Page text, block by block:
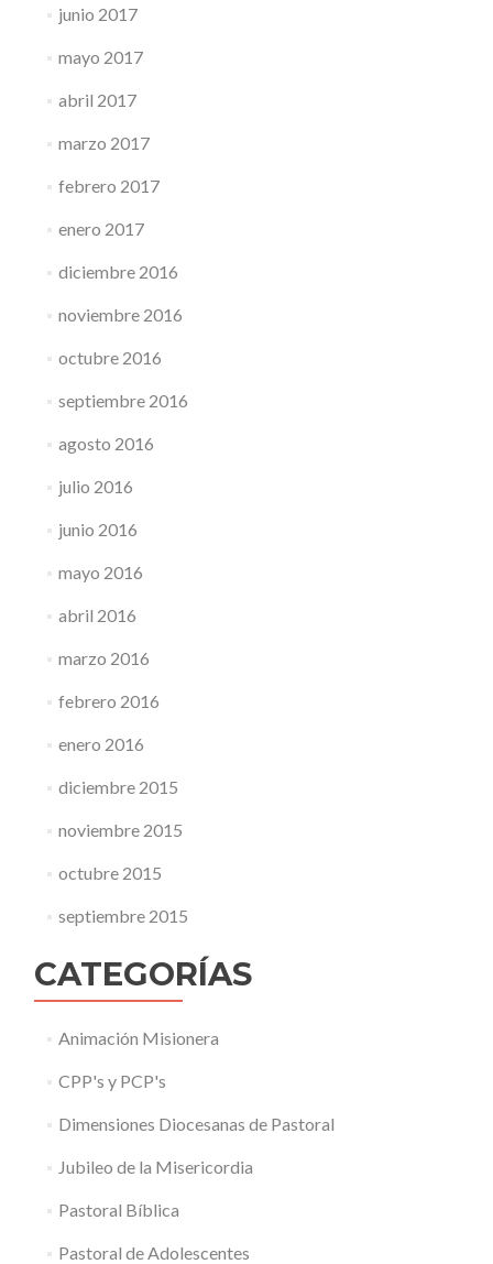
junio 2017
mayo 2017
abril 2017
marzo 2017
febrero 2017
enero 2017
diciembre 2016
noviembre 2016
octubre 2016
septiembre 2016
agosto 2016
julio 2016
junio 2016
mayo 2016
abril 2016
marzo 2016
febrero 2016
enero 2016
diciembre 2015
noviembre 2015
octubre 2015
septiembre 2015
CATEGORÍAS
Animación Misionera
CPP's y PCP's
Dimensiones Diocesanas de Pastoral
Jubileo de la Misericordia
Pastoral Bíblica
Pastoral de Adolescentes